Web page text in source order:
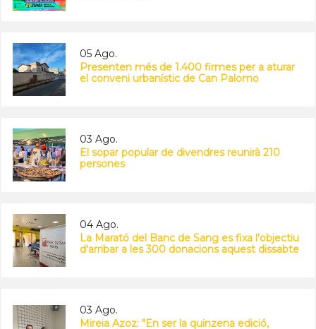
05 Ago.
Presenten més de 1.400 firmes per a aturar
el conveni urbanístic de Can Palomo
03 Ago.
El sopar popular de divendres reunirà 210
persones
04 Ago.
La Marató del Banc de Sang es fixa l'objectiu
d'arribar a les 300 donacions aquest dissabte
03 Ago.
Mireia Azoz: "En ser la quinzena edició,